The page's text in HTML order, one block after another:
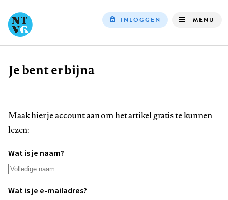
INLOGGEN MENU
Kruimelpad
Je bent er bijna
Maak hier je account aan om het artikel gratis te kunnen
lezen:
Wat is je naam?
Wat is je e-mailadres?